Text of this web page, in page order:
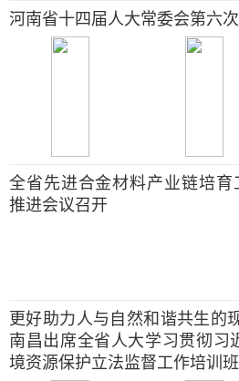
河南省十四届人大常委会第六
全省先进合金材料产业链培育
推进会议召开
更好助力人与自然和谐共生的
南昌出席全省人大学习贯彻习
境资源保护立法监督工作培训